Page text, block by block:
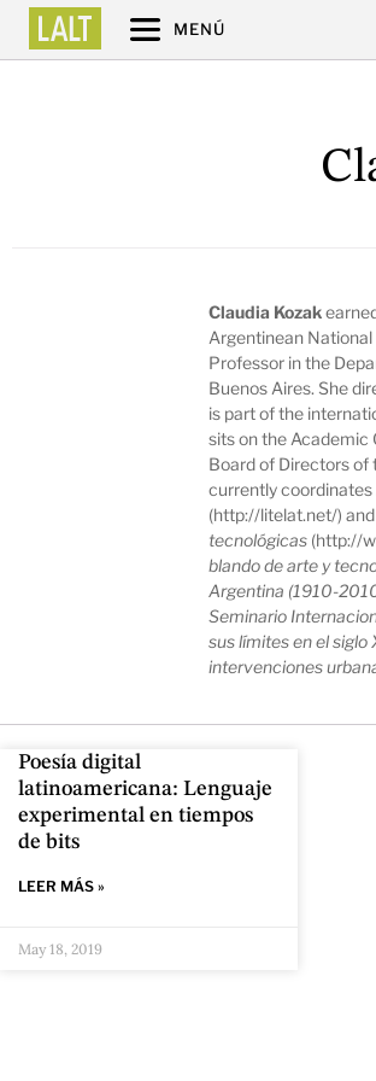
MENÚ
Claudia Kozak
Argentinean National
Professor in the
Buenos Aires. She
is part of the
sits on the Academic
Board of Directors of
currently coordinates
(http://litelat.net/) and
tecnológicas (http://
blando de arte y
Argentina (1910-
Seminario
sus límites en el siglo
intervenciones
Poesía digital
latinoamericana: Lenguaje
experimental en tiempos
de bits
LEER MÁS »
May 18, 2019